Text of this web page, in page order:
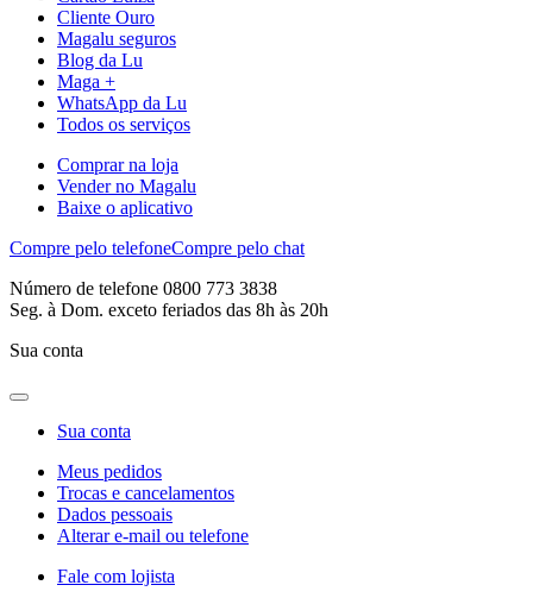
Cliente Ouro
Magalu seguros
Blog da Lu
Maga +
WhatsApp da Lu
Todos os serviços
Comprar na loja
Vender no Magalu
Baixe o aplicativo
Compre pelo telefoneCompre pelo chat
Número de telefone 0800 773 3838
Seg. à Dom. exceto feriados das 8h às 20h
Sua conta
Sua conta
Meus pedidos
Trocas e cancelamentos
Dados pessoais
Alterar e-mail ou telefone
Fale com lojista